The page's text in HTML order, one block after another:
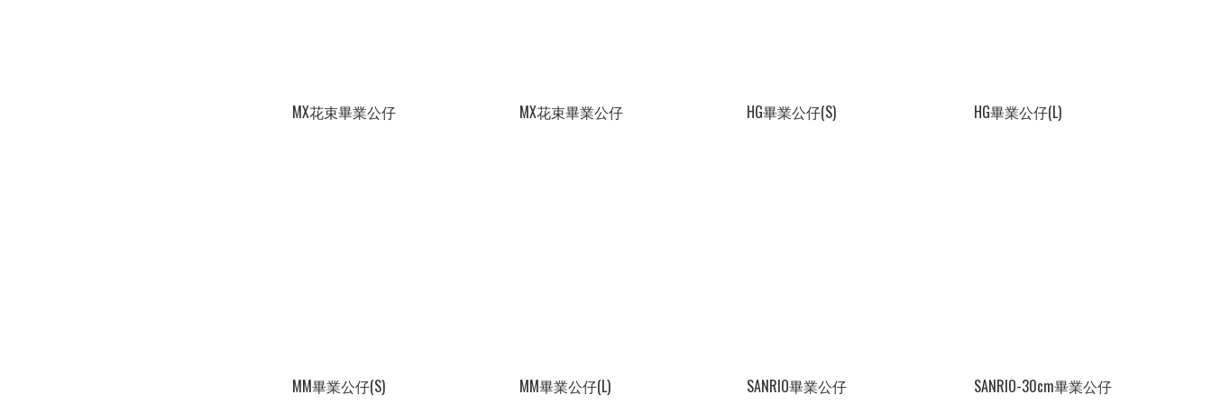
MX花束畢業公仔 MX花束畢業公仔 HG畢業公仔(S) HG畢業公仔(L)
MM畢業公仔(S) MM畢業公仔(L) SANRIO畢業公仔 SANRIO-30cm畢業公仔